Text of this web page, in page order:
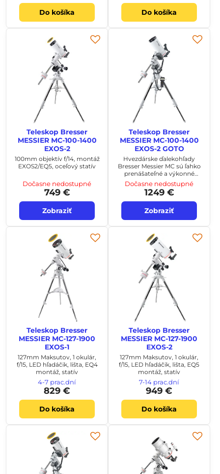
Do košíka Do košíka
Teleskop Bresser
MESSIER MC-100-1400
EXOS-2
100mm objektív f/14, montáž
EXOS2/EQ5, oceľový statív
Dočasne nedostupné
749 €
Zobraziť
Teleskop Bresser
MESSIER MC-100-1400
EXOS-2 GOTO
Hvezdárske ďalekohľady
Bresser Messier MC sú ľahko
prenášateľné a výkonné
teleskopy pre začínajúcich i
pokročilejších pozorovateľov.
Dočasne nedostupné
1249 €
Zobraziť
Teleskop Bresser
MESSIER MC-127-1900
EXOS-1
127mm Maksutov, 1 okulár,
f/15, LED hľadáčik, lišta, EQ4
montáž, statív
4-7 prac.dní
829 €
Do košíka
Teleskop Bresser
MESSIER MC-127-1900
EXOS-2
127mm Maksutov, 1 okulár,
f/15, LED hľadáčik, lišta, EQ5
montáž, statív
7-14 prac.dní
949 €
Do košíka